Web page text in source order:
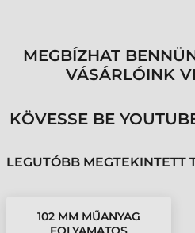
MEGBÍZHAT
VÁSÁRLÓINK
KÖVESSE BE
LEGUTÓBB MEGTEKINTETT
102 MM MŰANYAG